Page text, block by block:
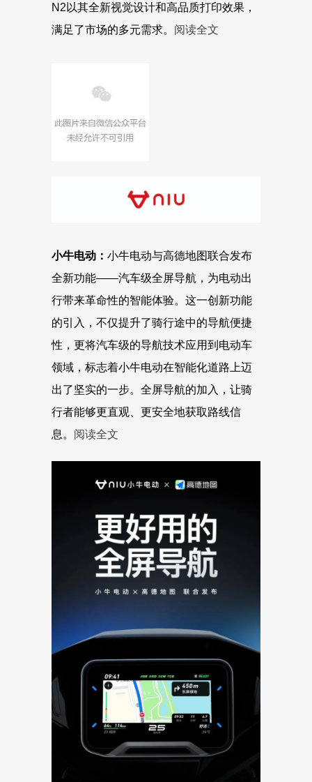
N2以其全新视觉设计和高品质打印效果，
满足了市场的多元需求。 阅读全文
小牛电动 ： 小牛电动与高德地图联合发布
全新功能——汽车级全屏导航，为电动出
行带来革命性的智能体验。这一创新功能
的引入，不仅提升了骑行途中的导航便捷
性，更将汽车级的导航技术应用到电动车
领域，标志着小牛电动在智能化道路上迈
出了坚实的一步。全屏导航的加入，让骑
行者能够更直观、更安全地获取路线信
息。 阅读全文